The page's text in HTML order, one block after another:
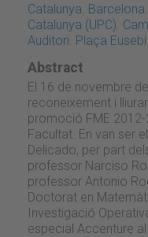
Catalunya.
Catalunya (UPC).
Auditori. Plaça
Abstract
El 16 de novembre
reconeixement i
promoció FME 2012-
Facultat. En van ser
Delicado, per part
professor Narciso
professor Antonio
Doctorat en
Investigació
especial Accenture